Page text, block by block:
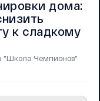
дома:
к сладкому
"Школа Чемпионов"